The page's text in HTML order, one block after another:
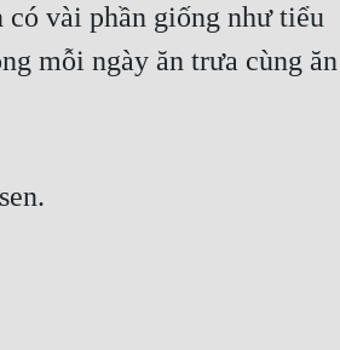
vài phần giống như tiểu
mỗi ngày ăn trưa cùng ăn